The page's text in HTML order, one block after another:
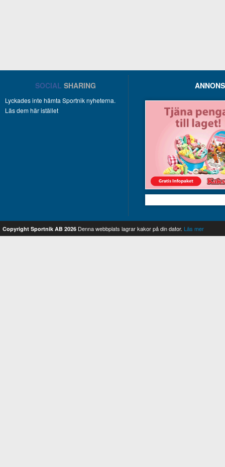
SOCIAL SHARING
Lyckades inte hämta Sportnik nyheterna.
Läs dem här istället
Copyright Sportnik AB 2026 Denna webbplats lagrar kakor på din dator. Läs mer